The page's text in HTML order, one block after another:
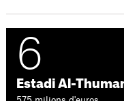
6
Estadi Al-